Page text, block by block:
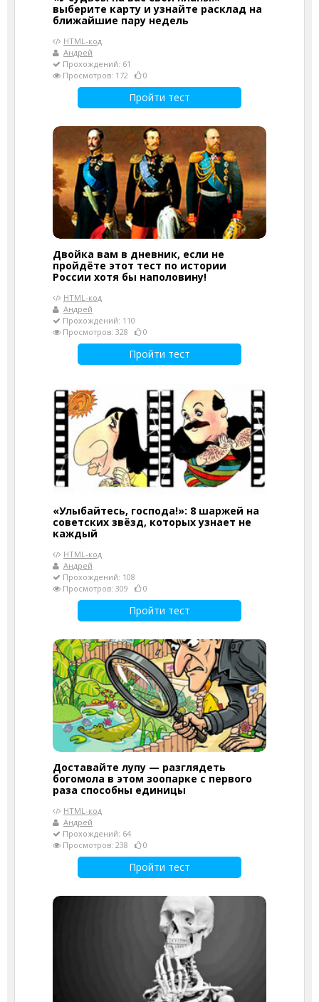
выберите карту и узнайте расклад на
ближайшие пару недель
HTML-код
Андрей
Прохождений: 61
Просмотров: 172
0
Пройти тест
Двойка вам в дневник, если не
пройдёте этот тест по истории
России хотя бы наполовину!
HTML-код
Андрей
Прохождений: 110
Просмотров: 328
0
Пройти тест
«Улыбайтесь, господа!»: 8 шаржей на
советских звёзд, которых узнает не
каждый
HTML-код
Андрей
Прохождений: 108
Просмотров: 309
0
Пройти тест
Доставайте лупу — разглядеть
богомола в этом зоопарке с первого
раза способны единицы
HTML-код
Андрей
Прохождений: 64
Просмотров: 238
0
Пройти тест